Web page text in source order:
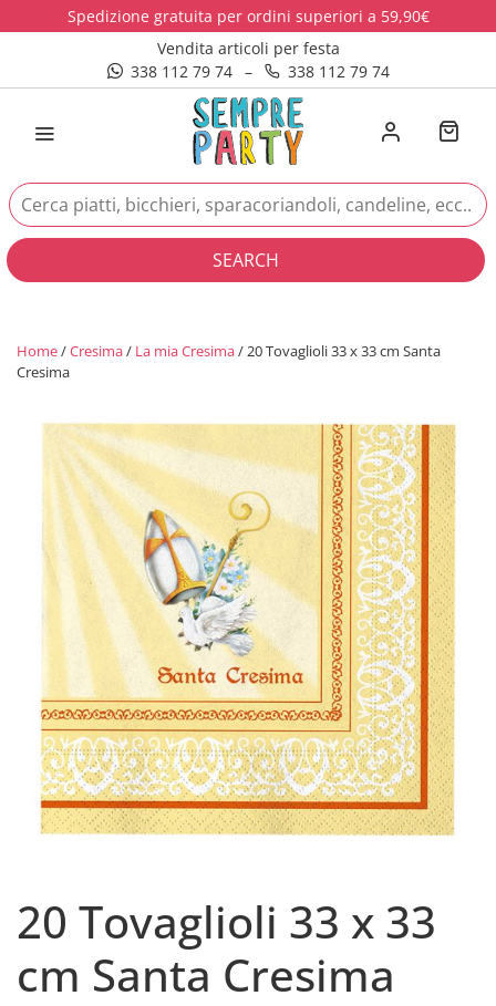
Spedizione gratuita per ordini superiori a 59,90€
Vendita articoli per festa
338 112 79 74
– 338 112 79 74
SEARCH
Home/Cresima/ La mia Cresima/ 20 Tovaglioli 33 x 33 cm Santa
Cresima
20 Tovaglioli 33 x 33
cm Santa Cresima